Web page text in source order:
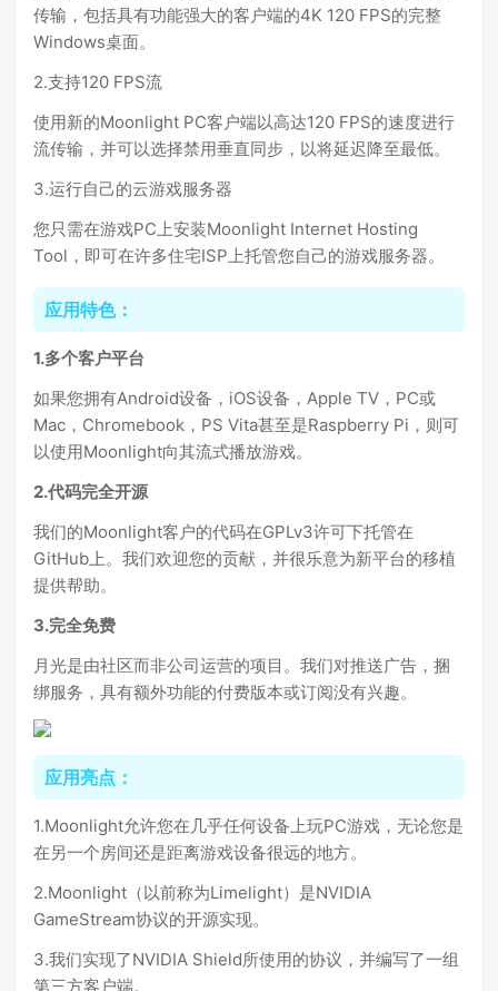
传输，包括具有功能强大的客户端的4K 120 FPS的完整
Windows桌面。
2.支持120 FPS流
使用新的Moonlight PC客户端以高达120 FPS的速度进行
流传输，并可以选择禁用垂直同步，以将延迟降至最低。
3.运行自己的云游戏服务器
您只需在游戏PC上安装Moonlight Internet Hosting
Tool，即可在许多住宅ISP上托管您自己的游戏服务器。
应用特色：
1.多个客户平台
如果您拥有Android设备，iOS设备，Apple TV，PC或
Mac，Chromebook，PS Vita甚至是Raspberry Pi，则可
以使用Moonlight向其流式播放游戏。
2.代码完全开源
我们的Moonlight客户的代码在GPLv3许可下托管在
GitHub上。我们欢迎您的贡献，并很乐意为新平台的移植
提供帮助。
3.完全免费
月光是由社区而非公司运营的项目。我们对推送广告，捆
绑服务，具有额外功能的付费版本或订阅没有兴趣。
应用亮点：
1.Moonlight允许您在几乎任何设备上玩PC游戏，无论您是
在另一个房间还是距离游戏设备很远的地方。
2.Moonlight（以前称为Limelight）是NVIDIA
GameStream协议的开源实现。
3.我们实现了NVIDIA Shield所使用的协议，并编写了一组
第三方客户端。